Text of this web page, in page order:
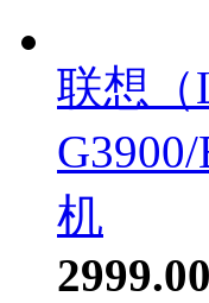
联想（
机
2999.00